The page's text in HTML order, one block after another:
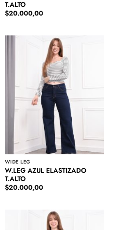
T.ALTO
$20.000,00
WIDE LEG
W.LEG AZUL ELASTIZADO
T.ALTO
$20.000,00